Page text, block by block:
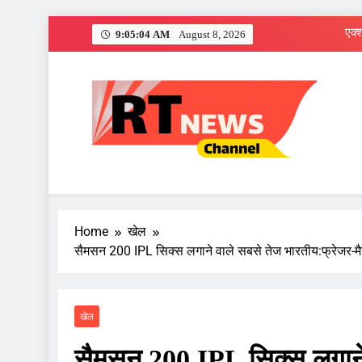
9:05:05 AM August 8, 2026
RT News
Sabse Tezz Sabse Sahi
Home
खेल
सैमसन 200 IPL सिक्स लगाने वाले सबसे तेज भारतीय:फ्रेजर-
खेल